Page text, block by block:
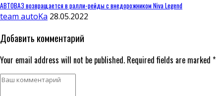
АВТОВАЗ возвращается в ралли-рейды с внедорожником Niva Legend
team autoKa 28.05.2022
Добавить комментарий
Your email address will not be published. Required fields are marked *